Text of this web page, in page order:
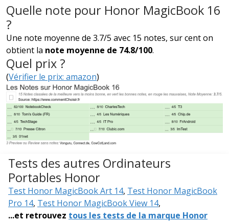
Quelle note pour Honor MagicBook 16
?
Une note moyenne de 3.7/5 avec 15 notes, sur cent on
obtient la note moyenne de 74.8/100.
Quel prix ?
(Vérifier le prix: amazon)
Tests des autres Ordinateurs
Portables Honor
Test Honor MagicBook Art 14, Test Honor MagicBook
Pro 14, Test Honor MagicBook View 14,
...et retrouvez tous les tests de la marque Honor